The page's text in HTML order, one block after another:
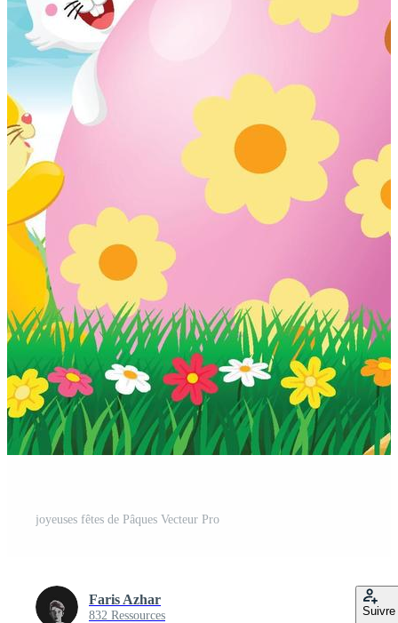
joyeuses fêtes de Pâques Vecteur Pro
Faris Azhar
832 Ressources Suivre